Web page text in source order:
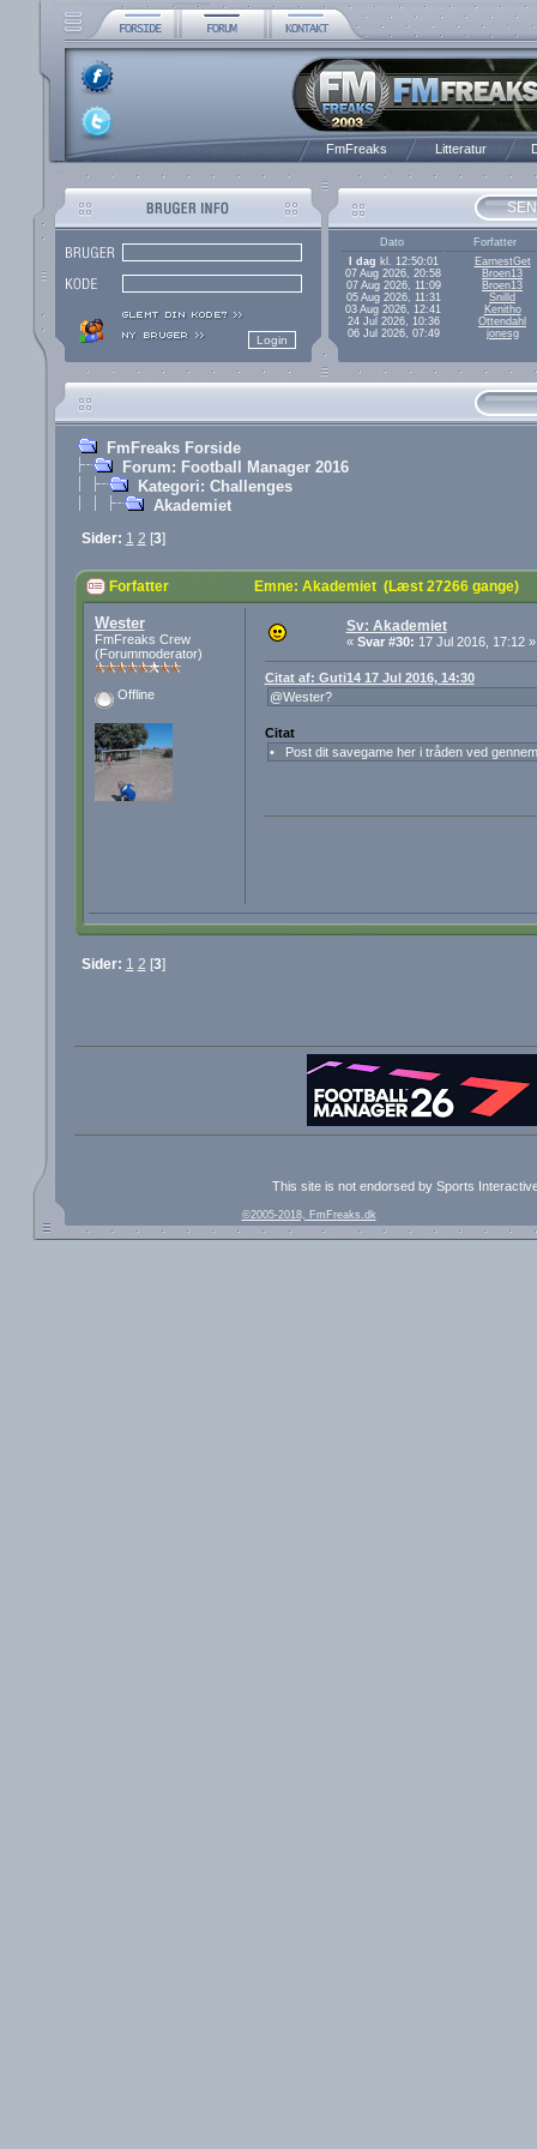
FmFreaks Litteratur
Dato
Forfatter
I dag kl. 12:50:01
EarnestGet
07 Aug 2026, 20:58
Broen13
07 Aug 2026, 11:09
Broen13
05 Aug 2026, 11:31
Snilld
03 Aug 2026, 12:41
Kenitho
24 Jul 2026, 10:36
Ottendahl
06 Jul 2026, 07:49
jonesg
FmFreaks Forside
Forum: Football Manager 2016
Kategori: Challenges
Akademiet
Sider: 1 2 [3]
Forfatter Emne: Akademiet (Læst 27266 gange)
Wester
FmFreaks Crew
(Forummoderator)
Offline
Sv: Akademiet
« Svar #30: 17 Jul 2016, 17:12 »
Citat af: Guti14 17 Jul 2016, 14:30
@Wester?
Citat
• Post dit savegame her i tråden ved
Sider: 1 2 [3]
This site is not endorsed by Sports
©2005-2018, FmFreaks.dk